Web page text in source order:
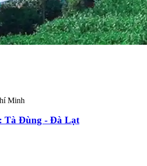
Minh
Tà Đùng - Đà Lạt